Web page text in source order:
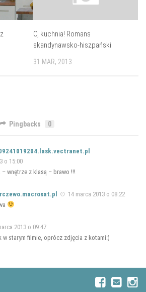
O, kuchnia! Romans
skandynawsko-hiszpański
31 MAR, 2013
Pingbacks 0
o 15:00
– wnętrze z klasą – brawo !!!
14 marca 2013 o 08:22
2013 o 09:47
w starym filmie, oprócz zdjęcia z kotami:)